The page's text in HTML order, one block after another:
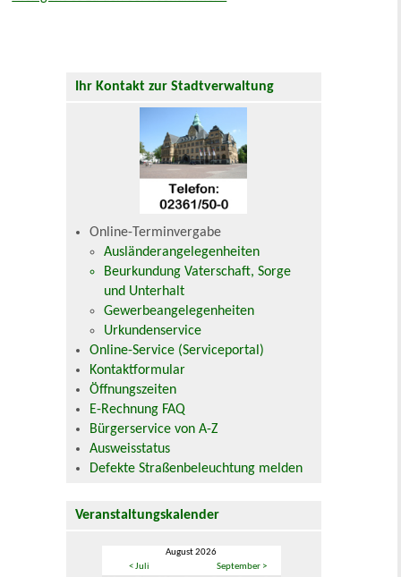
Ihr Kontakt zur Stadtverwaltung
Online-Terminvergabe
Ausländerangelegenheiten
Beurkundung Vaterschaft, Sorge
und Unterhalt
Gewerbeangelegenheiten
Urkundenservice
Online-Service (Serviceportal)
Kontaktformular
Öffnungszeiten
E-Rechnung FAQ
Bürgerservice von A-Z
Ausweisstatus
Defekte Straßenbeleuchtung melden
Veranstaltungskalender
August 2026
< Juli
September >